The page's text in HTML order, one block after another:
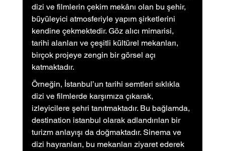
dizi ve filmlerin çekim mekânı olan bu şehir,
büyüleyici atmosferiyle yapım şirketlerini
kendine çekmektedir. Göz alıcı mimarisi,
tarihi alanları ve çeşitli kültürel mekanları,
birçok projeye zengin bir görsel açı
katmaktadır.
Örneğin, İstanbul’un tarihi semtleri sıklıkla
dizi ve filmlerde karşımıza çıkarak,
izleyicilere şehri tanıtmaktadır. Bu bağlamda,
destination istanbul olarak adlandırılan bir
turizm anlayışı da doğmaktadır. Sinema ve
dizi hayranları, bu mekanları ziyaret ederek